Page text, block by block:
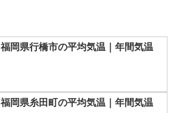
福岡県行橋市の平均気温｜年間気温
福岡県糸田町の平均気温｜年間気温